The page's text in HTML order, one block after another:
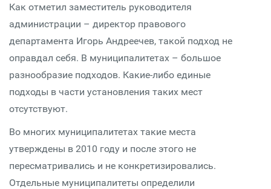
Как отметил заместитель руководителя
администрации – директор правового
департамента Игорь Андреечев, такой подход не
оправдал себя. В муниципалитетах – большое
разнообразие подходов. Какие-либо единые
подходы в части установления таких мест
отсутствуют.
Во многих муниципалитетах такие места
утверждены в 2010 году и после этого не
пересматривались и не конкретизировались.
Отдельные муниципалитеты определили